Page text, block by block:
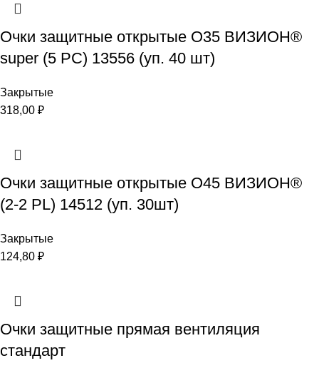
Очки защитные открытые О35 ВИЗИОН®
super (5 PC) 13556 (уп. 40 шт)
Закрытые
318,00 ₽
Очки защитные открытые О45 ВИЗИОН®
(2-2 PL) 14512 (уп. 30шт)
Закрытые
124,80 ₽
Очки защитные прямая вентиляция
стандарт